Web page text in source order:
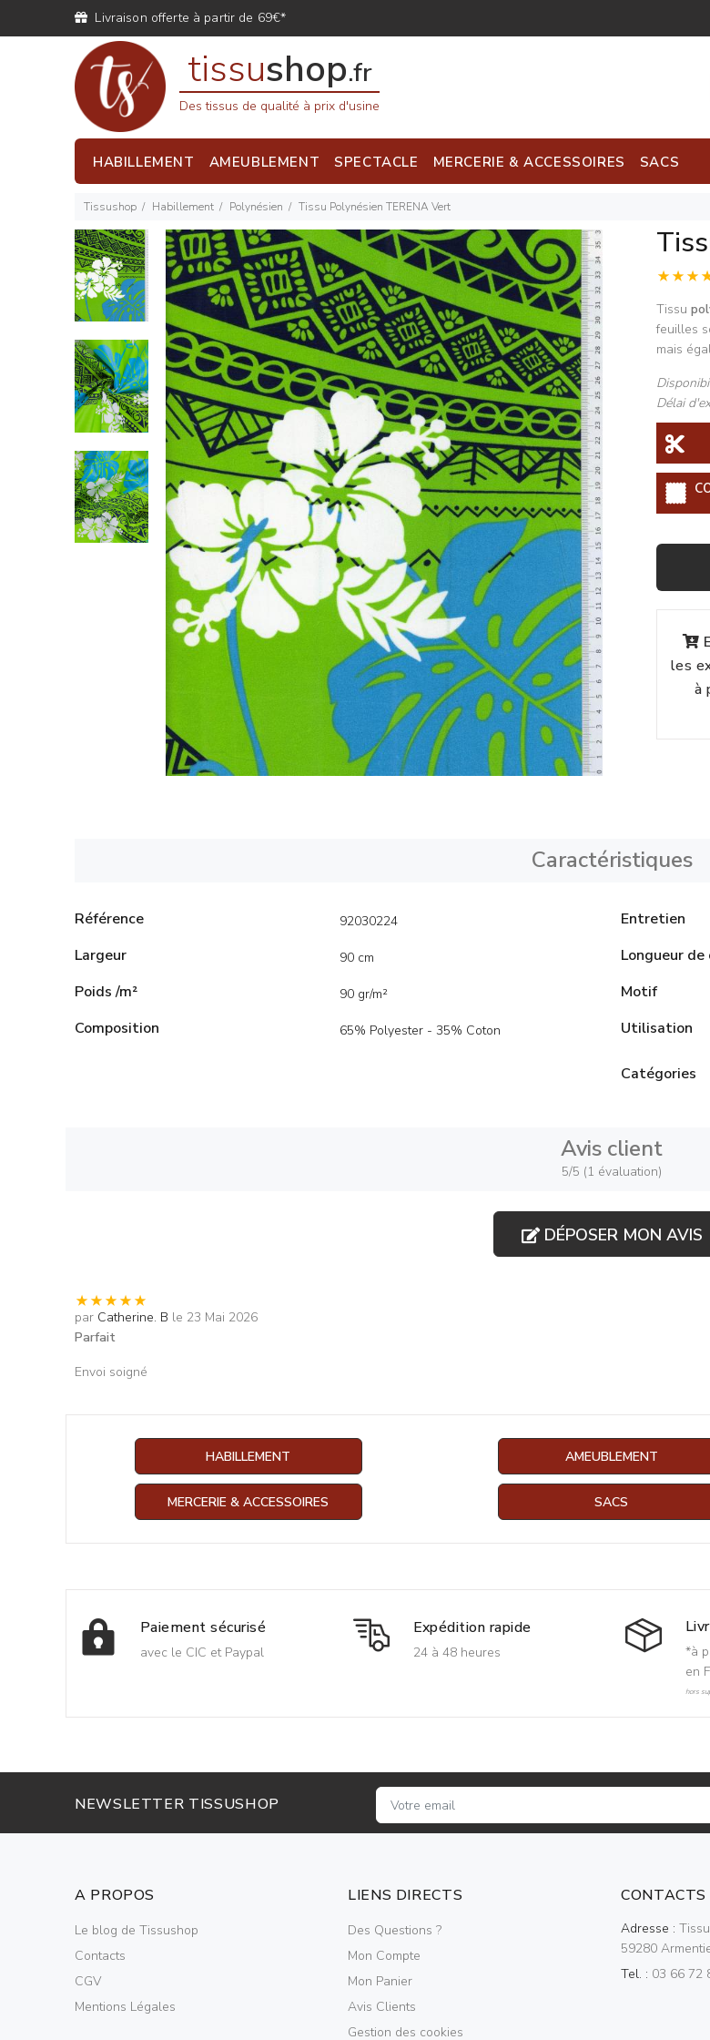
Livraison offerte à partir de 69€*
tissushop.fr
Des tissus de qualité à prix d'usine
HABILLEMENT AMEUBLEMENT SPECTACLE MERCERIE & ACCESSOIRES SACS
Tissushop Habillement Polynésien Tissu Polynésien TERENA Vert
Tissu
feuilles
mais
Délai
les
à
Caractéristiques
Référence 92030224
Largeur 90 cm
Poids /m² 90 gr/m²
Composition 65% Polyester - 35% Coton
Entretien
Longueur de
Motif
Utilisation
Catégories
Avis client
5/5 (1 évaluation)
DÉPOSER MON AVIS
par Catherine. B le 23 Mai 2026
Parfait
Envoi soigné
HABILLEMENT AMEUBLEMENT
MERCERIE & ACCESSOIRES SACS
Paiement sécurisé
avec le CIC et Paypal
Expédition rapide
24 à 48 heures
*à
en
hors
NEWSLETTER TISSUSHOP
A PROPOS
Le blog de Tissushop
Contacts
CGV
Mentions Légales
LIENS DIRECTS
Des Questions ?
Mon Compte
Mon Panier
Avis Clients
Gestion des cookies
CONTACTS
Adresse :
59280
Tel. : 03 66 72